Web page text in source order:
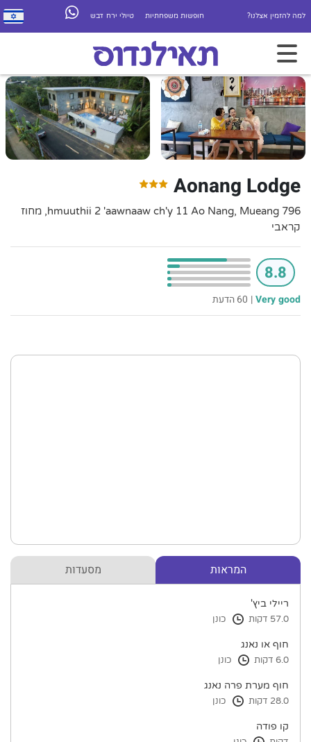
למה להזמין אצלנו? חופשות משפחתיות טיולי ירח דבש
Aonang Lodge
796 hmuuthii 2 'aawnaaw ch'y 11 Ao Nang, Mueang, מחוז
קראבי
8.8
Very good
| 60 הדעת
המראות מסעדות
ריילי ביץ'
57.0 דקות כונן
חוף או נאנג
6.0 דקות כונן
חוף מערת פרה נאנג
28.0 דקות כונן
קו פודה